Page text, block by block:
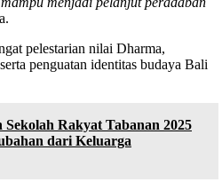
pelestarian nilai Dharma,
penguatan identitas budaya Bali
Sekolah Rakyat Tabanan 2025
dari Keluarga